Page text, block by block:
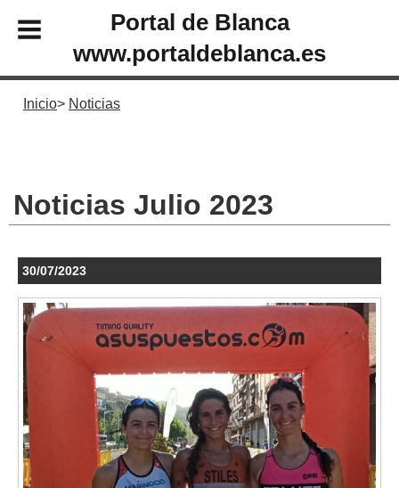
Portal de Blanca
www.portaldeblanca.es
Inicio Noticias
Noticias Julio 2023
30/07/2023